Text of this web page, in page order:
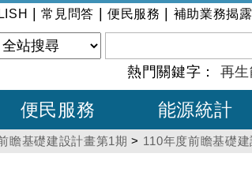
|常見問答 便民服務 補助業務揭
熱門關鍵字： 再
便民服務 能源統計
瞻基礎建設計畫第1期 > 110年度前瞻基礎